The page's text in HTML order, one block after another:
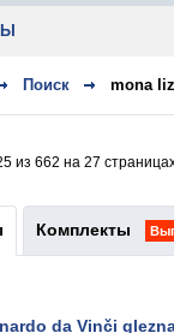
Поиск mona
из 662 на 27
Комплекты
da Vinči